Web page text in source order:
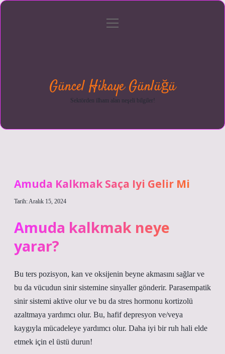
menüyü
Güncel Hikaye Günlüğü
Sektörden ilham alan neşeli bilgiler!
Amuda Kalkmak Saça Iyi Gelir Mi
Tarih: Aralık 15, 2024
Amuda kalkmak neye
yarar?
Bu ters pozisyon, kan ve oksijenin beyne akmasını sağlar ve
bu da vücudun sinir sistemine sinyaller gönderir. Parasempatik
sinir sistemi aktive olur ve bu da stres hormonu kortizolü
azaltmaya yardımcı olur. Bu, hafif depresyon ve/veya
kaygıyla mücadeleye yardımcı olur. Daha iyi bir ruh hali elde
etmek için el üstü durun!